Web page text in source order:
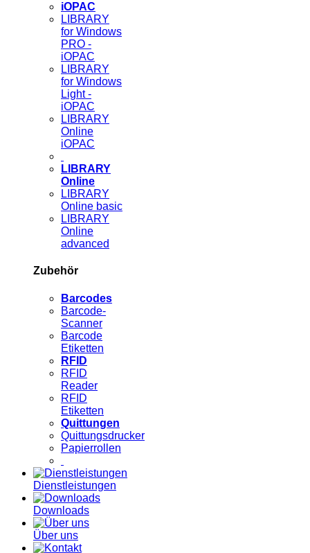
iOPAC
LIBRARY
for Windows
PRO -
iOPAC
LIBRARY
for Windows
Light -
iOPAC
LIBRARY
Online
iOPAC
LIBRARY
Online
LIBRARY
Online basic
LIBRARY
Online
advanced
Zubehör
Barcodes
Barcode-
Scanner
Barcode
Etiketten
RFID
RFID
Reader
RFID
Etiketten
Quittungen
Quittungsdrucker
Papierrollen
Dienstleistungen
Downloads
Über uns